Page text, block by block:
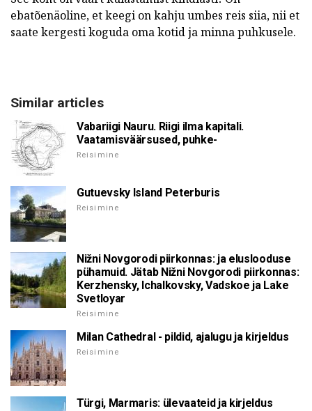
ebatõenäoline, et keegi on kahju umbes reis siia, nii et
saate kergesti koguda oma kotid ja minna puhkusele.
Similar articles
Vabariigi Nauru. Riigi ilma kapitali.
Vaatamisväärsused, puhke-
Reisimine
Gutuevsky Island Peterburis
Reisimine
Nižni Novgorodi piirkonnas: ja eluslooduse
pühamuid. Jätab Nižni Novgorodi piirkonnas:
Kerzhensky, Ichalkovsky, Vadskoe ja Lake
Svetloyar
Reisimine
Milan Cathedral - pildid, ajalugu ja kirjeldus
Reisimine
Türgi, Marmaris: ülevaateid ja kirjeldus